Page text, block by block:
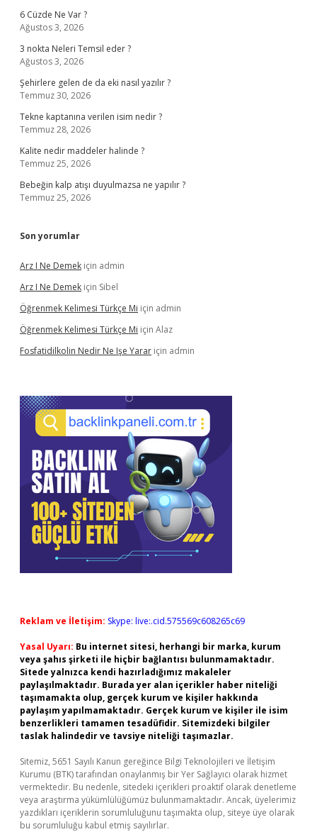
6 Cüzde Ne Var ?
Ağustos 3, 2026
3 nokta Neleri Temsil eder ?
Ağustos 3, 2026
Şehirlere gelen de da eki nasıl yazılır ?
Temmuz 30, 2026
Tekne kaptanına verilen isim nedir ?
Temmuz 28, 2026
Kalite nedir maddeler halinde ?
Temmuz 25, 2026
Bebeğin kalp atışı duyulmazsa ne yapılır ?
Temmuz 25, 2026
Son yorumlar
Arz I Ne Demek için admin
Arz I Ne Demek için Sibel
Öğrenmek Kelimesi Türkçe Mi için admin
Öğrenmek Kelimesi Türkçe Mi için Alaz
Fosfatidilkolin Nedir Ne Işe Yarar için admin
Reklam ve İletişim: Skype: live:.cid.575569c608265c69
Yasal Uyarı: Bu internet sitesi, herhangi bir marka, kurum
veya şahıs şirketi ile hiçbir bağlantısı bulunmamaktadır.
Sitede yalnızca kendi hazırladığımız makaleler
paylaşılmaktadır. Burada yer alan içerikler haber niteliği
taşımamakta olup, gerçek kurum ve kişiler hakkında
paylaşım yapılmamaktadır. Gerçek kurum ve kişiler ile isim
benzerlikleri tamamen tesadüfidir. Sitemizdeki bilgiler
taslak halindedir ve tavsiye niteliği taşımazlar.
Sitemiz, 5651 Sayılı Kanun gereğince Bilgi Teknolojileri ve İletişim
Kurumu (BTK) tarafından onaylanmış bir Yer Sağlayıcı olarak hizmet
vermektedir. Bu nedenle, sitedeki içerikleri proaktif olarak denetleme
veya araştırma yükümlülüğümüz bulunmamaktadır. Ancak, üyelerimiz
yazdıkları içeriklerin sorumluluğunu taşımakta olup, siteye üye olarak
bu sorumluluğu kabul etmiş sayılırlar.